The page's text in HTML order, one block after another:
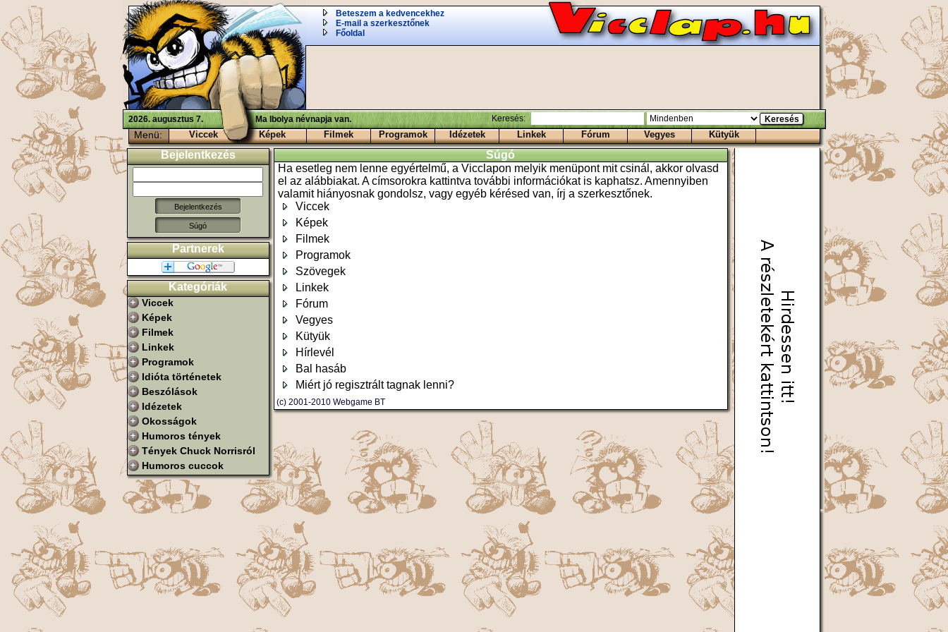
Beteszem a kedvencekhez
E-mail a szerkesztőnek
Főoldal
2026. augusztus 7. Ma Ibolya névnapja van. Keresés:
Menü: Viccek Képek Filmek Programok Idézetek Linkek Fórum Vegyes Kütyük
Bejelentkezés
Súgó
Partnerek
Kategóriák
Viccek
Képek
Filmek
Linkek
Programok
Idióta történetek
Beszólások
Idézetek
Okosságok
Humoros tények
Tények Chuck Norrisról
Humoros cuccok
Súgó
Ha esetleg nem lenne egyértelmű, a Vicclapon melyik menüpont mit csinál, akkor olvasd
el az alábbiakat. A címsorokra kattintva további információkat is kaphatsz. Amennyiben
valamit hiányosnak gondolsz, vagy egyéb kérésed van, írj a szerkesztőnek.
Viccek
Képek
Filmek
Programok
Szövegek
Linkek
Fórum
Vegyes
Kütyük
Hírlevél
Bal hasáb
Miért jó regisztrált tagnak lenni?
(c) 2001-2010 Webgame BT